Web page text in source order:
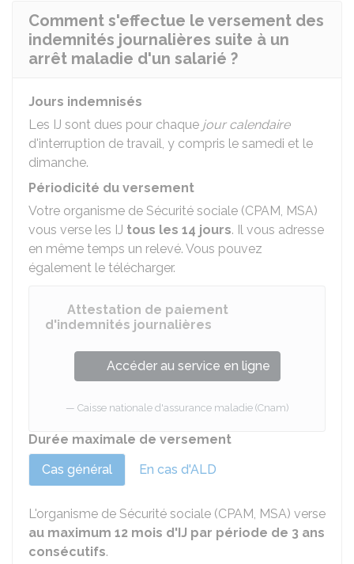
Comment s'effectue le versement des
indemnités journalières suite à un
arrêt maladie d'un salarié ?
Jours indemnisés
Les IJ sont dues pour chaque jour calendaire
d'interruption de travail, y compris le samedi et le
dimanche.
Périodicité du versement
Votre organisme de Sécurité sociale (CPAM, MSA)
vous verse les IJ tous les 14 jours. Il vous adresse
en même temps un relevé. Vous pouvez
également le télécharger.
Attestation de paiement
d'indemnités journalières
Accéder au service en ligne
Caisse nationale d'assurance maladie (Cnam)
Durée maximale de versement
Cas général
En cas d'ALD
L'organisme de Sécurité sociale (CPAM, MSA) verse
au maximum 12 mois d'IJ par période de 3 ans
consécutifs.